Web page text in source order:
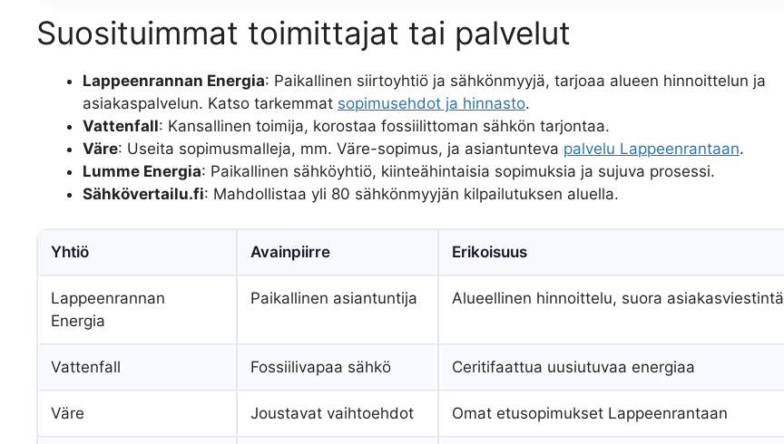
Suosituimmat toimittajat tai palvelut
Lappeenrannan Energia: Paikallinen siirtoyhtiö ja sähkönmyyjä, tarjoaa alueen hinnoittelun ja
asiakaspalvelun. Katso tarkemmat sopimusehdot ja hinnasto.
Vattenfall: Kansallinen toimija, korostaa fossiilittoman sähkön tarjontaa.
Väre: Useita sopimusmalleja, mm. Väre-sopimus, ja asiantunteva palvelu Lappeenrantaan.
Lumme Energia: Paikallinen sähköyhtiö, kiinteähintaisia sopimuksia ja sujuva prosessi.
Sähkövertailu.fi: Mahdollistaa yli 80 sähkönmyyjän kilpailutuksen aluella.
Yhtiö Avainpiirre Erikoisuus
Lappeenrannan
Energia
Paikallinen asiantuntija Alueellinen hinnoittelu, suora asiakasviestintä
Vattenfall Fossiilivapaa sähkö Ceritifaattua uusiutuvaa energiaa
Väre Joustavat vaihtoehdot Omat etusopimukset Lappeenrantaan